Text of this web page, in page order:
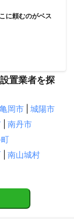
に頼むのがベス
置業者を探
亀岡市
城陽市
南丹市
南山城村